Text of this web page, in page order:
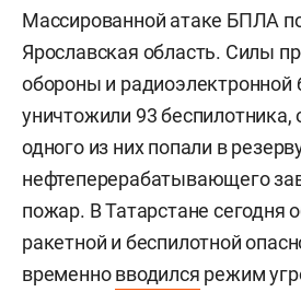
Массированной атаке БПЛА
Ярославская область. Силы
обороны и радиоэлектронной
уничтожили 93 беспилотника,
одного из них попали в
нефтеперерабатывающего
пожар. В Татарстане сегодня
ракетной и беспилотной
временновводился режим